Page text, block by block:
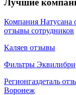
Лучшие
Компания Натусана
отзывы сотрудников
Каляев отзывы
Фильтры
Регионгаздеталь
Воронеж